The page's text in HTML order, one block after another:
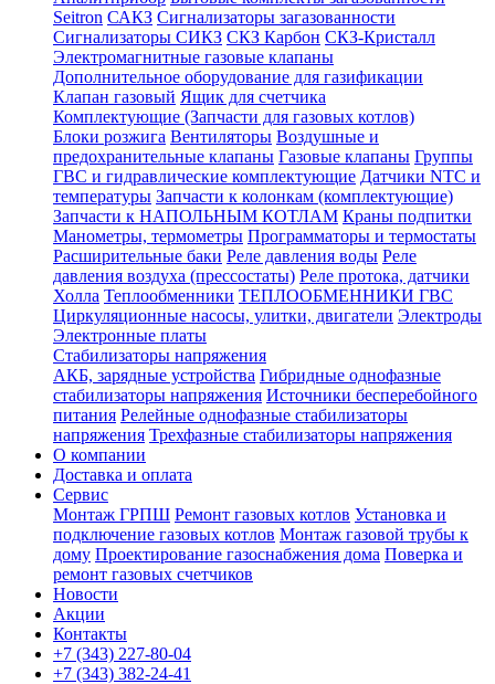
Seitron САКЗ Сигнализаторы загазованности
Сигнализаторы СИКЗ СКЗ Карбон СКЗ-Кристалл
Электромагнитные газовые клапаны
Дополнительное оборудование для газификации
Клапан газовый Ящик для счетчика
Комплектующие (Запчасти для газовых котлов)
Блоки розжига Вентиляторы Воздушные и
предохранительные клапаны Газовые клапаны Группы
ГВС и гидравлические комплектующие Датчики NTC и
температуры Запчасти к колонкам (комплектующие)
Запчасти к НАПОЛЬНЫМ КОТЛАМ Краны подпитки
Манометры, термометры Программаторы и термостаты
Расширительные баки Реле давления воды Реле
давления воздуха (прессостаты) Реле протока, датчики
Холла Теплообменники ТЕПЛООБМЕННИКИ ГВС
Циркуляционные насосы, улитки, двигатели Электроды
Электронные платы
Стабилизаторы напряжения
АКБ, зарядные устройства Гибридные однофазные
стабилизаторы напряжения Источники бесперебойного
питания Релейные однофазные стабилизаторы
напряжения Трехфазные стабилизаторы напряжения
О компании
Доставка и оплата
Сервис
Монтаж ГРПШ Ремонт газовых котлов Установка и
подключение газовых котлов Монтаж газовой трубы к
дому Проектирование газоснабжения дома Поверка и
ремонт газовых счетчиков
Новости
Акции
Контакты
+7 (343) 227-80-04
+7 (343) 382-24-41